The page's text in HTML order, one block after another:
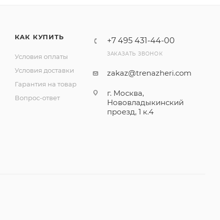
КАК КУПИТЬ
Условия оплаты
Условия доставки
Гарантия на товар
Вопрос-ответ
+7 495 431-44-00
ЗАКАЗАТЬ ЗВОНОК
zakaz@trenazheri.com
г. Москва,
Нововладыкинский
проезд, 1 к.4